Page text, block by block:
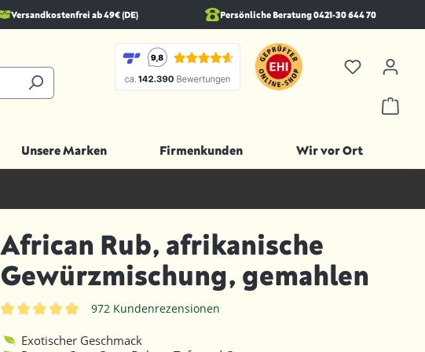
Versandkostenfrei ab 49€ (DE) Persönliche Beratung 0421-30 644 70
Unsere Marken Firmenkunden Wir vor Ort
African Rub, afrikanische
Gewürzmischung, gemahlen
972 Kundenrezensionen
Exotischer Geschmack